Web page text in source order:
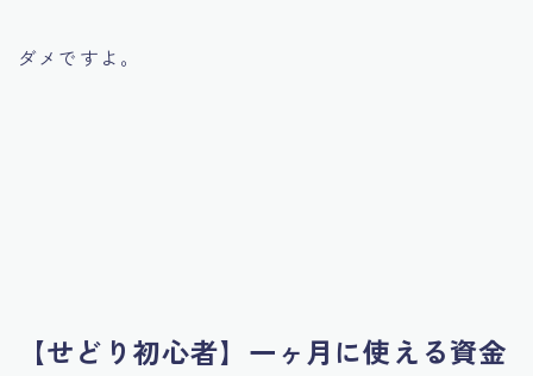
ダメですよ。
【せどり初心者】一ヶ月に使える資金